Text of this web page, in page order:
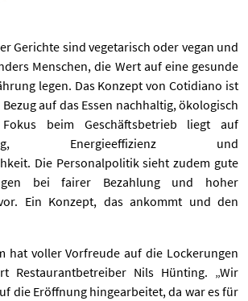
Gerichte sind vegetarisch oder vegan und
Menschen, die Wert auf eine gesunde
legen. Das Konzept von Cotidiano ist
auf das Essen nachhaltig, ökologisch
beim Geschäftsbetrieb liegt auf
Energieeffizienz und
Die Personalpolitik sieht zudem gute
bei fairer Bezahlung und hoher
Ein Konzept, das ankommt und den
hat voller Vorfreude auf die Lockerungen
Restaurantbetreiber Nils Hünting. „Wir
die Eröffnung hingearbeitet, da war es für